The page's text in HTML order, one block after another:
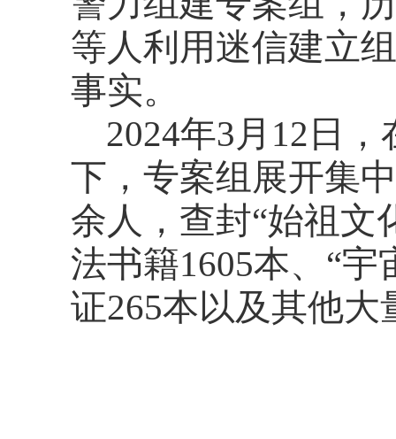
等人利用迷信建立
事实。
2024年3月12日
下，专案组展开集
余人，查封“始祖文
法书籍1605本、“
证265本以及其他大